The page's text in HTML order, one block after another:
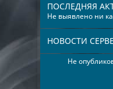
ПОСЛЕДНЯЯ
Не выявлено ни
НОВОСТИ
Не